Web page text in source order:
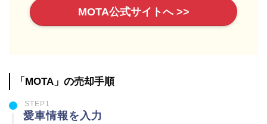
MOTA公式サイトへ >>
「MOTA」の売却手順
STEP1
愛車情報を入力